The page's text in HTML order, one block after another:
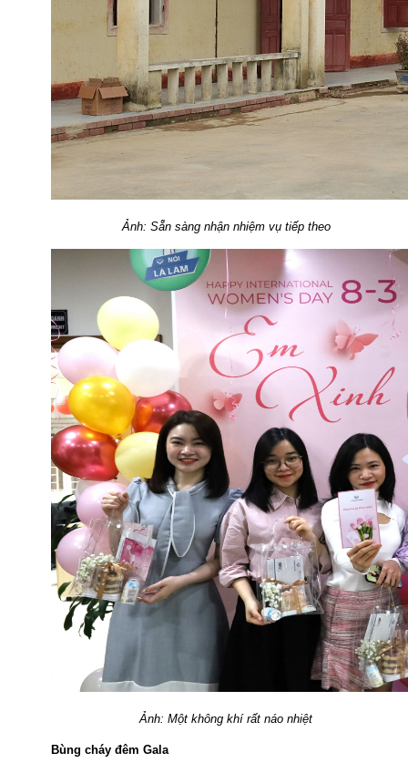
Ảnh: Sẵn sàng nhận nhiệm vụ tiếp theo
Ảnh: Một không khí rất náo nhiệt
Bùng cháy đêm Gala